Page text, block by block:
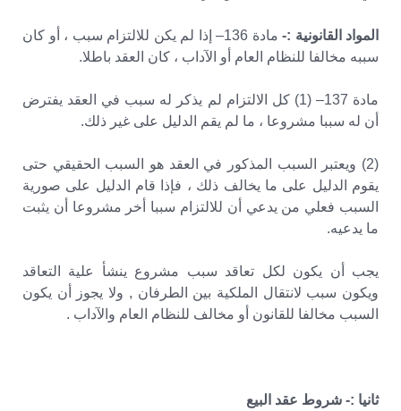
المواد القانونية :-
مادة 136– إذا لم يكن للالتزام سبب ، أو كان
سببه مخالفا للنظام العام أو الآداب ، كان العقد باطلا.
مادة 137– (1) كل الالتزام لم يذكر له سبب في العقد يفترض
أن له سببا مشروعا ، ما لم يقم الدليل على غير ذلك.
(2) ويعتبر السبب المذكور في العقد هو السبب الحقيقي حتى
يقوم الدليل على ما يخالف ذلك ، فإذا قام الدليل على صورية
السبب فعلي من يدعي أن للالتزام سببا أخر مشروعا أن يثبت
ما يدعيه.
يجب أن يكون لكل تعاقد سبب مشروع ينشأ علية التعاقد
ويكون سبب لانتقال الملكية بين الطرفان , ولا يجوز أن يكون
السبب مخالفا للقانون أو مخالف للنظام العام والآداب .
ثانيا :- شروط عقد البيع